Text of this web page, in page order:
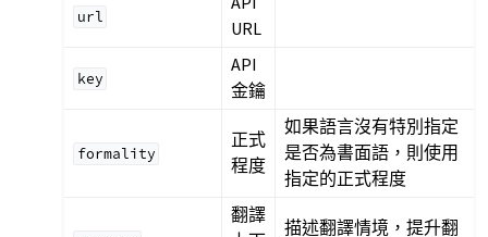
url
URL
key
API
金鑰
formality
正式
程度
如果語言沒有特別指定
是否為書面語，則使用
指定的正式程度
翻譯
描述翻譯情境，提升翻